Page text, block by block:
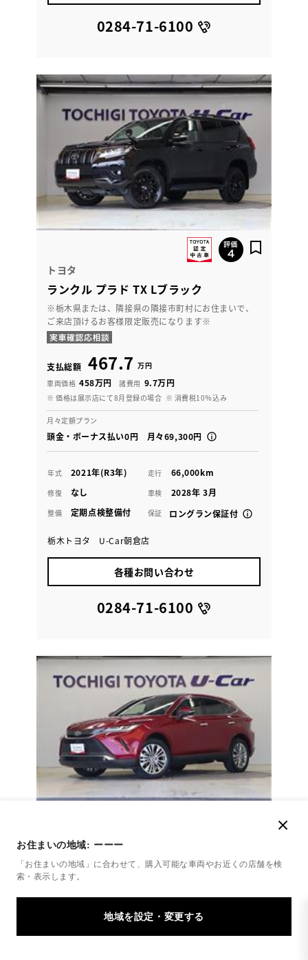
お住まいの地域: ーーー
「お住まいの地域」に合わせて、購入可能な車両やお近くの店舗を検
索・表示します。
0284-71-6100
トヨタ
ランクル プラド TX Lブラック
※栃木県または、隣接県の隣接市町村にお住まいで、
ご来店頂けるお客様限定販売になります※
支払総額 467.7 万円
車両価格 458万円 諸費用 9.7万円
※ 価格は展示店にて8月登録の場合 ※ 消費税10％込み
月々定額プラン
頭金・ボーナス払い0円 月々69,300円
年式 2021年(R3年) 走行 66,000km
修復 なし 車検 2028年 3月
整備 定期点検整備付 保証 ロングラン保証付
栃木トヨタ U-Car朝倉店
各種お問い合わせ
0284-71-6100
トヨタ
ハリアーハイブリッドZレザー4WD
347.5